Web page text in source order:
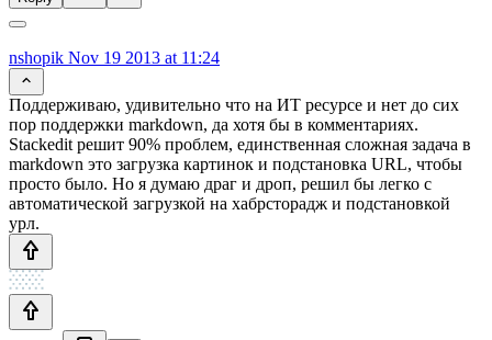
nshopik Nov 19 2013 at 11:24
Поддерживаю, удивительно что на ИТ ресурсе и нет до сих
пор поддержки markdown, да хотя бы в комментариях.
Stackedit решит 90% проблем, единственная сложная задача в
markdown это загрузка картинок и подстановка URL, чтобы
просто было. Но я думаю драг и дроп, решил бы легко с
автоматической загрузкой на хабрсторадж и подстановкой
урл.